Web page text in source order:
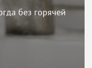
без горячей